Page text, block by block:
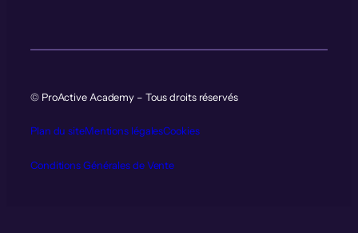
© ProActive Academy – Tous droits réservés
Plan du siteMentions légalesCookies
Conditions Générales de Vente